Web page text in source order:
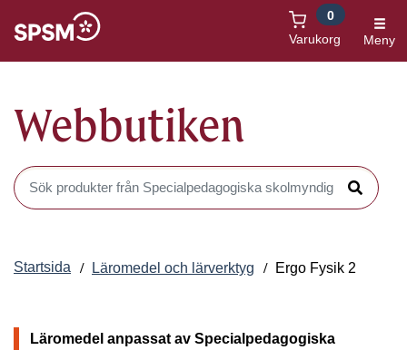
Varukorg
0
Meny
Webbutiken
Sök produkter i Webbutiken
Sök
Startsida Läromedel och lärverktyg Ergo Fysik 2
Läromedel anpassat av Specialpedagogiska